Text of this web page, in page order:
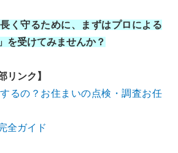
く守るために、まずはプロによる
を受けてみませんか？
リンク】
るの？お住まいの点検・調査お任
全ガイド